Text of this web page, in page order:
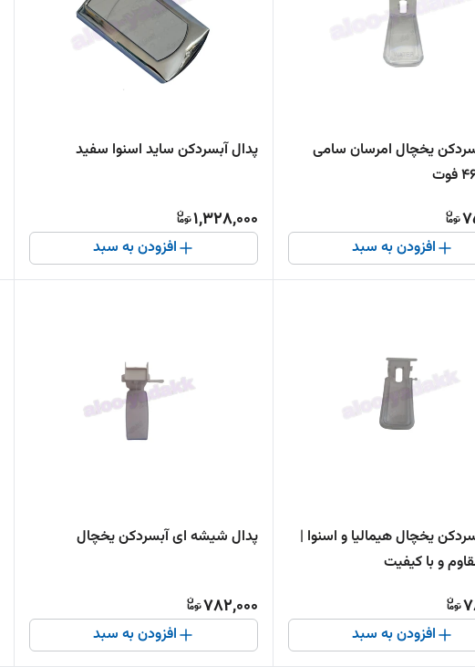
یخچال امرسان سامی
افزودن به سبد
پدال آبسردکن ساید اسنوا سفید
1,328,000
افزودن به سبد
یخچال هیمالیا و اسنوا |
و با کیفیت
افزودن به سبد
پدال شیشه ای آبسردکن یخچال
782,000
افزودن به سبد